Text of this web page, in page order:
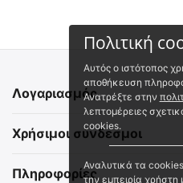
Λογαριασμός
Χρήσιμοι σύνδεσμοι
Πληροφορίες
Πολιτική
Αυτός ο ιστότοπος
αποθήκευση
Ανατρέξτε στην
λεπτομέρειες
cookies.
Αναλυτικά τα
την εμπειρία χρήστη